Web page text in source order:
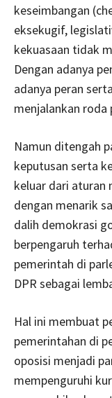
keseimbangan
eksekugif,
kekuasaan tidak
Dengan adanya
adanya peran
menjalankan roda
Namun ditengah
keputusan serta
keluar dari aturan
dengan menarik
dalih demokrasi
berpengaruh
pemerintah di
DPR sebagai
Hal ini membuat
pemerintahan di
oposisi menjadi
mempenguruhi